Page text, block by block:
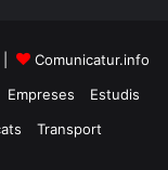
|
Comunicatur.info
Empreses
Estudis
Transport